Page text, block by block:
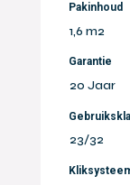
Pakinhoud
1,6 m2
Garantie
20 Jaar
23/32